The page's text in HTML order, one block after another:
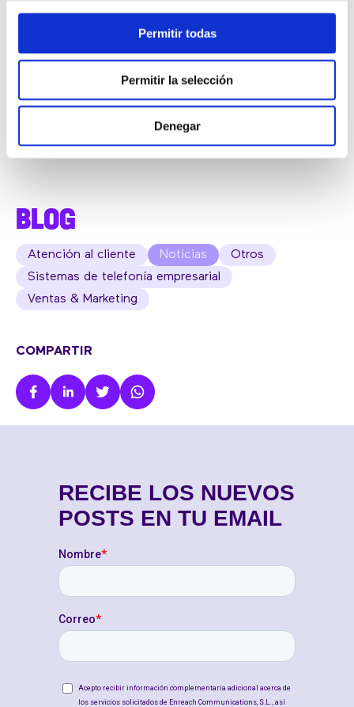
Permitir todas
Permitir la selección
Denegar
el Báltico. Con Enreach, OSS Networks
con nuestras soluciones de PBX en la nube
alojadas en la zona”.
BLOG
Atención al cliente Noticias
Otros
Sistemas de telefonía empresarial
Ventas & Marketing
COMPARTIR